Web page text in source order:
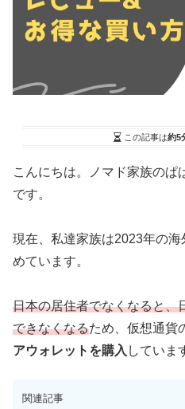
この記事は約5
こんにちは。ノマド家族のぱ
です。
現在、私達家族は2023年の
めています。
日本の居住者でなくなると、
できなくなるため、仮想通貨
アウォレットを購入 していま
関連記事